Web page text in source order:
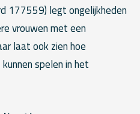
177559) legt ongelijkheden
vrouwen met een
laat ook zien hoe
spelen in het